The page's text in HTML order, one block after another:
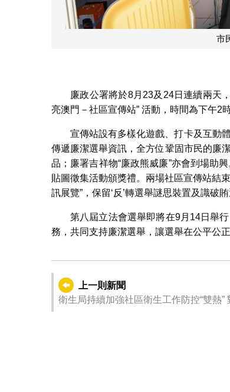
市
廉政公署將於8月23及24日連續兩天
亮澳門－社區宣傳站” 活動，時間為下午2
宣傳站設有多樣化遊戲、打卡及互動
傳遞廉潔選舉資訊，全方位鞏固市民的廉
品；廉署吉祥物“廉政熊威廉”亦會到場助
貼圖徵集活動頒獎禮。兩場社區宣傳站結
訊展覽”，保留‘反’轉選舉謎思裝置及識破
第八屆立法會選舉即將在9月14日舉
務，共同支持廉潔選舉，讓選舉在公平公
上一則新聞